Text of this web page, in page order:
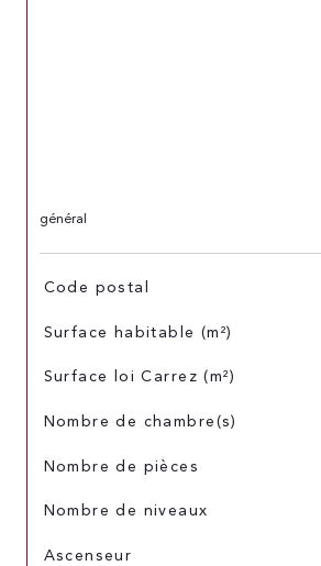
général
TRAD_SIROCCO_Caracteristique
Code postal
Surface habitable (m²)
Surface loi Carrez (m²)
Nombre de chambre(s)
Nombre de pièces
Nombre de niveaux
Ascenseur